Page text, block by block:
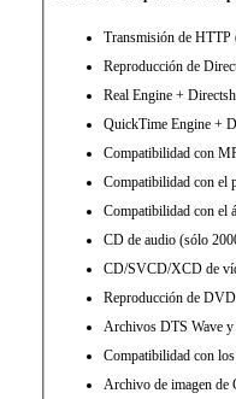
Transmisión de
Reproducción de
Real Engine +
QuickTime Engine +
Compatibilidad con
Compatibilidad con el
Compatibilidad con el
CD de audio (sólo
CD/SVCD/XCD de
Reproducción de DVD
Archivos DTS Wave
Compatibilidad con
Archivo de imagen